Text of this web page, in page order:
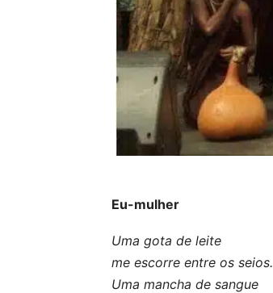
Eu-mulher
Uma gota de leite
me escorre entre os seios.
Uma mancha de sangue